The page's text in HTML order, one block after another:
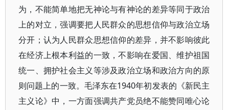
为，不能简单地把无神论与有神论的差异等同于政治
上的对立，强调要把人民群众的思想信仰与政治立场
分开；认为人民群众思想信仰的差异，并不影响彼此
在经济上根本利益的一致，不影响在爱国、维护祖国
统一、拥护社会主义等涉及政治立场和政治方向的原
则问题上的一致。毛泽东在1940年初发表的《新民主
主义论》中，一方面强调共产党员绝不能赞同唯心论